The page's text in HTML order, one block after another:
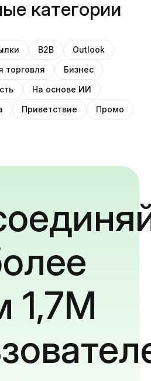
категории
B2B
Outlook
торговля
Бизнес
На основе ИИ
Приветствие Промо
1,7M